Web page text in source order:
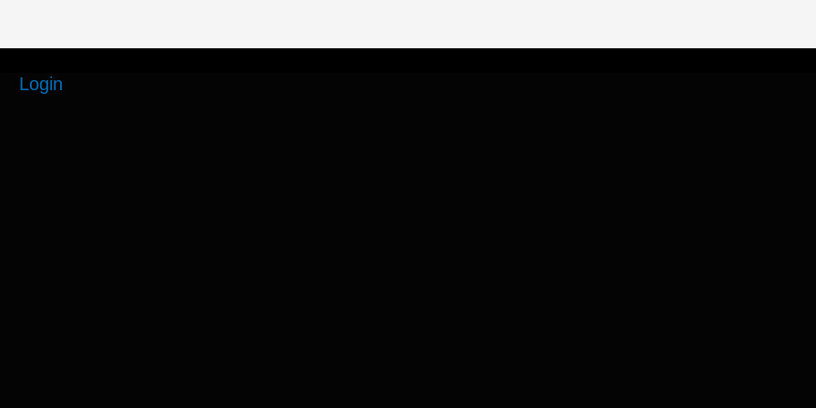
Login